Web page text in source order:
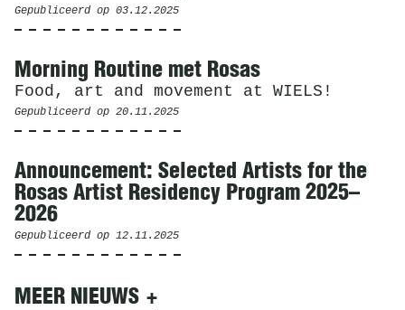
Gepubliceerd op 03.12.2025
Morning Routine met Rosas
Food, art and movement at WIELS!
Gepubliceerd op 20.11.2025
Announcement: Selected Artists for the
Rosas Artist Residency Program 2025–
2026
Gepubliceerd op 12.11.2025
MEER NIEUWS